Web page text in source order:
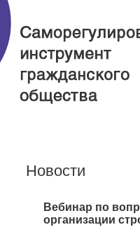
Новости
Вебинар по
организации